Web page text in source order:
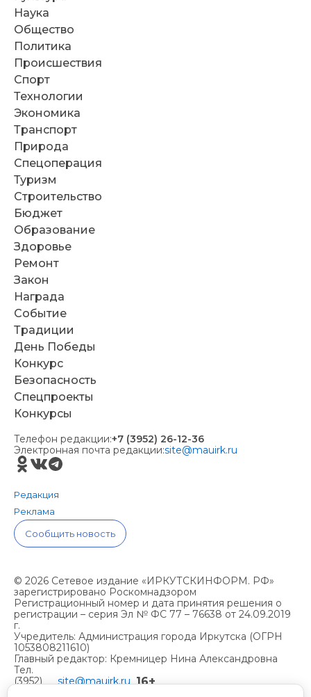
Наука
Общество
Политика
Происшествия
Спорт
Технологии
Экономика
Транспорт
Природа
Спецоперация
Туризм
Строительство
Бюджет
Образование
Здоровье
Ремонт
Закон
Награда
Событие
Традиции
День Победы
Конкурс
Безопасность
Спецпроекты
Конкурсы
Телефон редакции:+7 (3952) 26-12-36
Электронная почта редакции:site@mauirk.ru
Редакция
Реклама
Сообщить новость
© 2026 Сетевое издание «ИРКУТСКИНФОРМ. РФ»
зарегистрировано Роскомнадзором
Регистрационный номер и дата принятия решения о
регистрации – серия Эл № ФС 77 – 76638 от 24.09.2019
г.
Учредитель: Администрация города Иркутска (ОГРН
1053808211610)
Главный редактор: Кремницер Нина Александровна
Тел.
(3952)
site@mauirk.ru 16+